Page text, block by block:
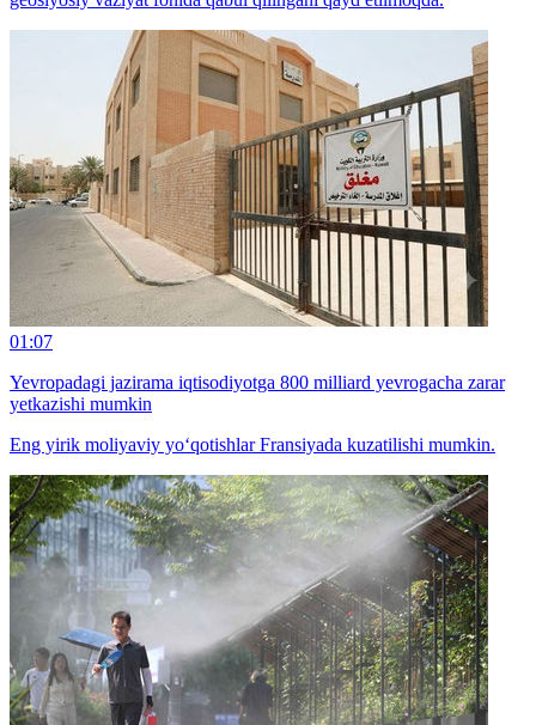
01:07
Yevropadagi jazirama iqtisodiyotga 800 milliard yevrogacha zarar
yetkazishi mumkin
Eng yirik moliyaviy yo‘qotishlar Fransiyada kuzatilishi mumkin.